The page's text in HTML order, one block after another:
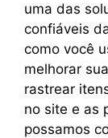
uma das
confiáveis
como você
melhorar
rastrear
no site e as
possamos